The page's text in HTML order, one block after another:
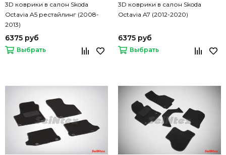
3D коврики в салон Skoda
Octavia A5 рестайлинг (2008-
2013)
6375 руб
Выбрать
3D коврики в салон Skoda
Octavia A7 (2012-2020)
6375 руб
Выбрать